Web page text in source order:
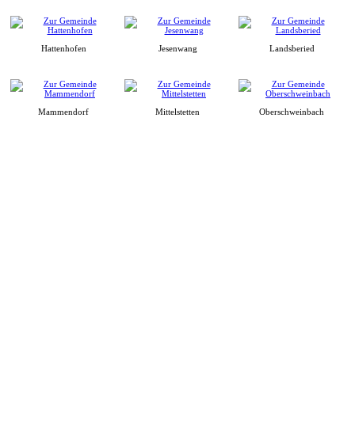
Hattenhofen Jesenwang Landsberied
Mammendorf Mittelstetten Oberschweinbach